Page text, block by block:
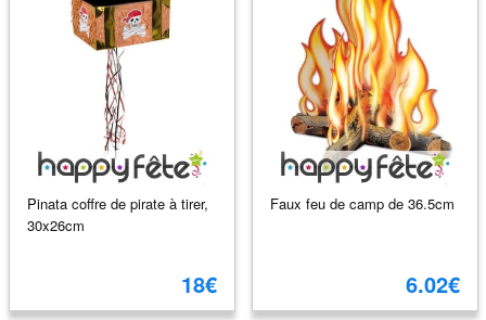
Pinata coffre de pirate à tirer,
30x26cm
18€
Faux feu de camp de 36.5cm
6.02€